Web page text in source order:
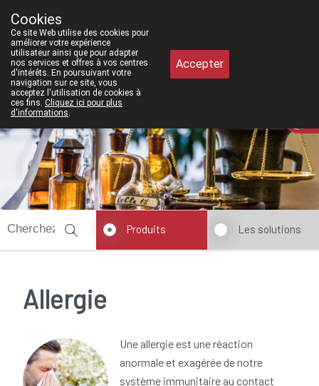
011/610300
Aujourd'hui A présent
Produits Les solutions
Allergie
Une allergie est une réaction
anormale et exagérée de notre
système immunitaire au contact
Cookies
Ce site Web utilise des cookies pour
améliorer votre expérience
utilisateur ainsi que pour adapter
nos services et offres à vos centres
d'intérêts. En poursuivant votre
navigation sur ce site, vous
acceptez l'utilisation de cookies à
ces fins. Cliquez ici pour plus
d'informations.
Accepter